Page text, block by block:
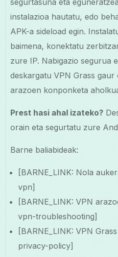
segurtasuna eta
instalazioa hautatu, edo
APK-a sideload egin.
baimena, konektatu
zure IP. Nabigazio segurua
deskargatu VPN Grass gaur
arazoen konponketa
Prest hasi ahal izateko?
orain eta segurtatu zure
Barne baliabideak:
[BARNE_LINK: Nola
vpn]
[BARNE_LINK: VPN
vpn-troubleshooting]
[BARNE_LINK: VPN
privacy-policy]